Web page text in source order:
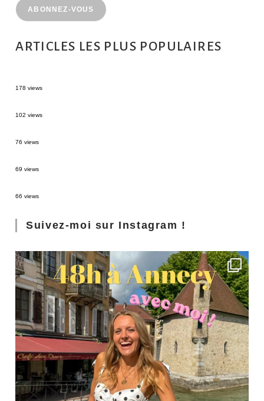
ABONNEZ-VOUS
ARTICLES LES PLUS POPULAIRES
178 views
102 views
76 views
69 views
66 views
Suivez-moi sur Instagram !